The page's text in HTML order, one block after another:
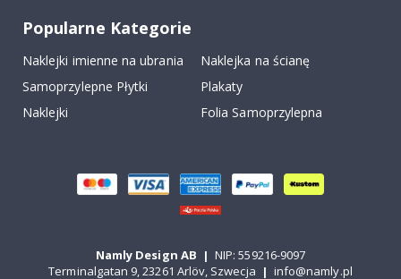
Popularne Kategorie
Naklejki imienne na ubrania
Naklejka na ścianę
Samoprzylepne Płytki
Plakaty
Naklejki
Folia Samoprzylepna
Namly Design AB | NIP: 559216-9097
Terminalgatan 9, 23261 Arlöv, Szwecja | info@namly.pl